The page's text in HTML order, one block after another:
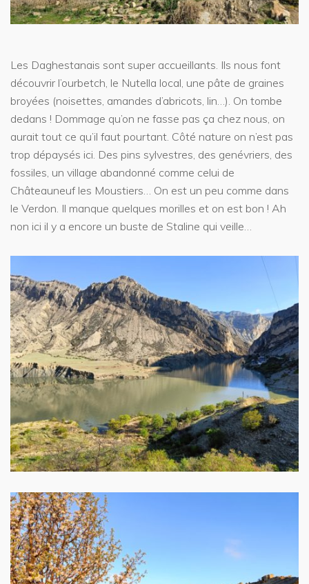
Les Daghestanais sont super accueillants. Ils nous font
découvrir l’ourbetch, le Nutella local, une pâte de graines
broyées (noisettes, amandes d’abricots, lin…). On tombe
dedans ! Dommage qu’on ne fasse pas ça chez nous, on
aurait tout ce qu’il faut pourtant. Côté nature on n’est pas
trop dépaysés ici. Des pins sylvestres, des genévriers, des
fossiles, un village abandonné comme celui de
Châteauneuf les Moustiers… On est un peu comme dans
le Verdon. Il manque quelques morilles et on est bon ! Ah
non ici il y a encore un buste de Staline qui veille…